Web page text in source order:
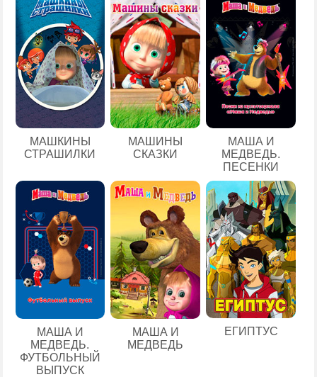
МАШКИНЫ
СТРАШИЛКИ
МАШИНЫ
СКАЗКИ
МАША И
МЕДВЕДЬ.
ПЕСЕНКИ
МАША И
МЕДВЕДЬ.
ФУТБОЛЬНЫЙ
ВЫПУСК
МАША И
МЕДВЕДЬ
ЕГИПТУС